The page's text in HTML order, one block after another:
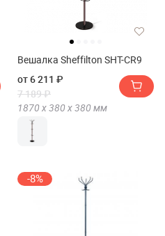
Вешалка Sheffilton SHT-CR9
от 6 211 ₽
7 189 ₽
1870 х380 х380 мм
-8%